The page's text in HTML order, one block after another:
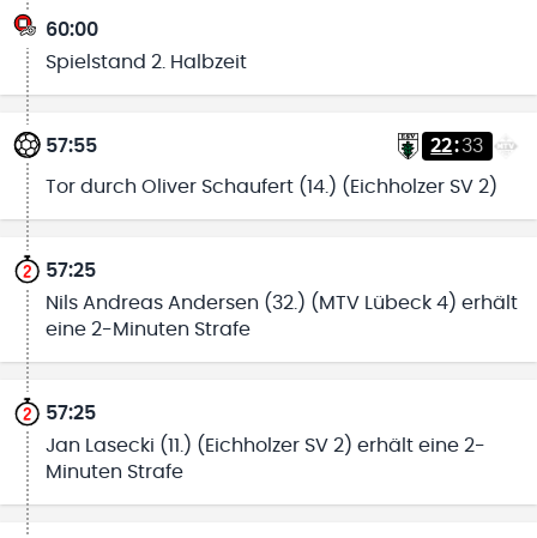
60:00
Spielstand 2. Halbzeit
57:55 22:33
Tor durch Oliver Schaufert (14.) (Eichholzer SV 2)
57:25
Nils Andreas Andersen (32.) (MTV Lübeck 4) erhält
eine 2-Minuten Strafe
57:25
Jan Lasecki (11.) (Eichholzer SV 2) erhält eine 2-
Minuten Strafe